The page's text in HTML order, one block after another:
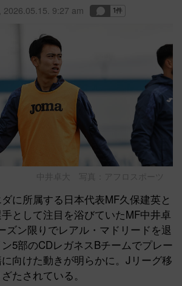
2026.05.15. 9:27 am
中井卓大 写真：アフロスポーツ
に所属する日本代表MF久保建英と
として注目を浴びていたMF中井卓
ズン限りでレアル・マドリードを退
5部のCDレガネスBチームでプレー
向けた動きが明らかに。Jリーグ移
たされている。